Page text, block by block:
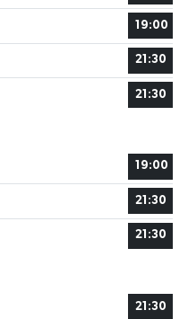
19:00
21:30
21:30
19:00
21:30
21:30
21:30